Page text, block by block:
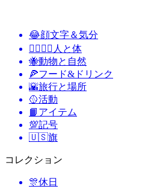
😂顔文字＆気分
👩‍❤️‍💋‍👨 人と体
🐝動物と自然
🍕フード&ドリンク
🌇旅行と場所
🥎活動
📙 アイテム
💯記号
🇺🇸旗
コレクション
🎊休日